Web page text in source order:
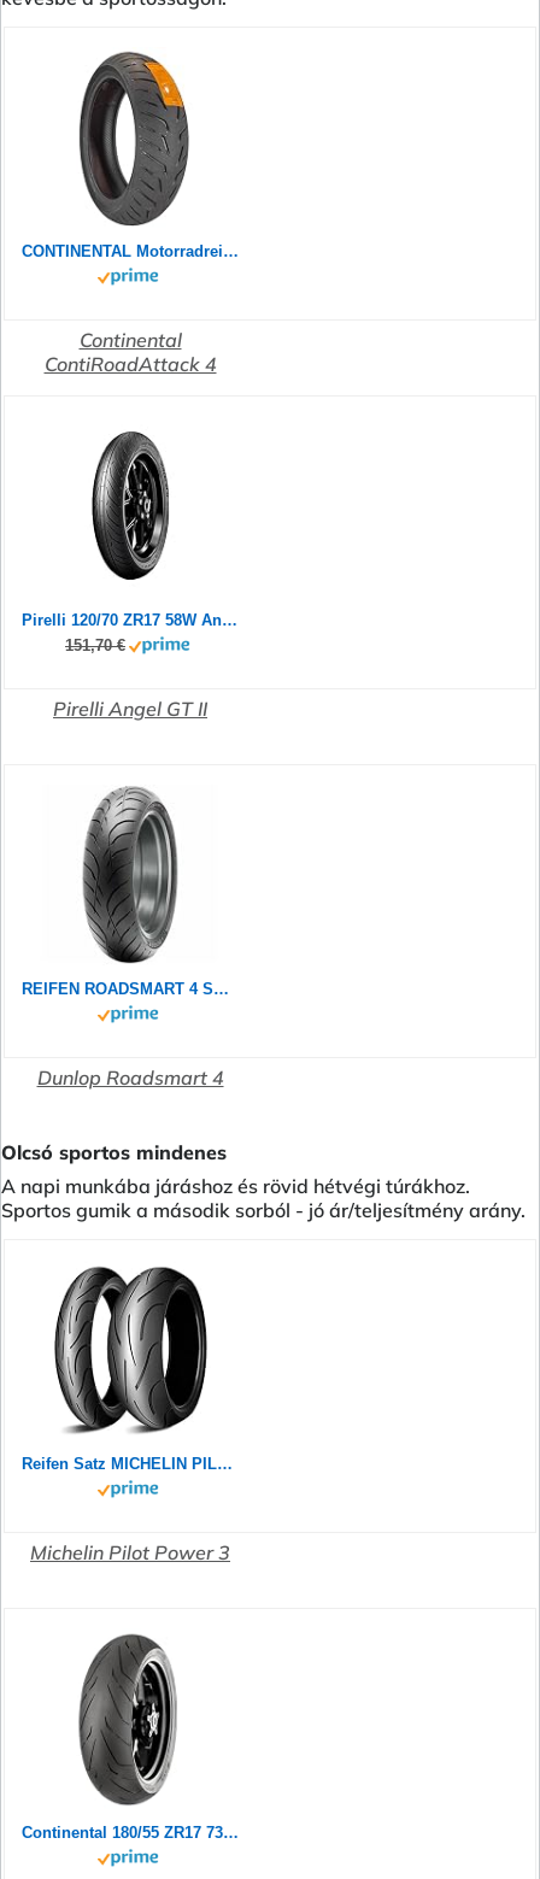
CONTINENTAL Motorradreifen 180/55 ZR 17 M/C TL (73W) CONTIROADATTACK 4 GT
Continental
ContiRoadAttack 4
Pirelli 120/70 ZR17 58W Angel GT II (A)
151,70 €
Pirelli Angel GT II
REIFEN ROADSMART 4 SP 180/55 R17 73W DUNLOP
Dunlop Roadsmart 4
Olcsó sportos mindenes
A napi munkába járáshoz és rövid hétvégi túrákhoz.
Sportos gumik a második sorból - jó ár/teljesítmény arány.
Reifen Satz MICHELIN PILOT POWER 2CT 180/55 ZR17 73W + 120/70 ZR17 58W Motorradreifen Set
Michelin Pilot Power 3
Continental 180/55 ZR17 73W Contiroad